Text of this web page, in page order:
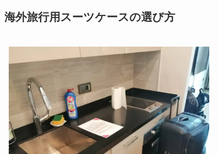
海外旅行用スーツケースの選び方